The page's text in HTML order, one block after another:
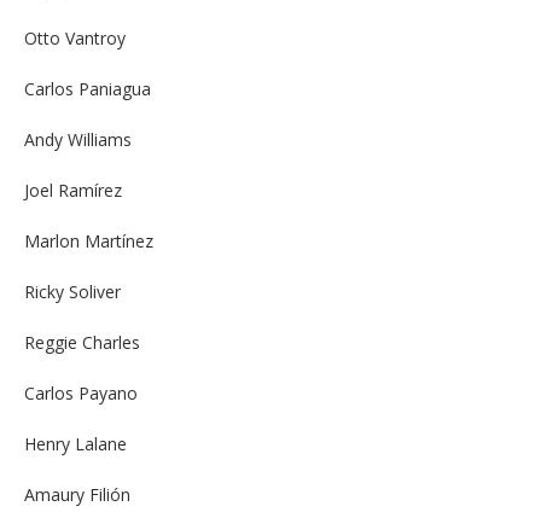
Otto Vantroy
Carlos Paniagua
Andy Williams
Joel Ramírez
Marlon Martínez
Ricky Soliver
Reggie Charles
Carlos Payano
Henry Lalane
Amaury Filión